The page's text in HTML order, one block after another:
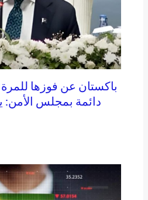
باكستان عن فوزها للمرة
دائمة بمجلس